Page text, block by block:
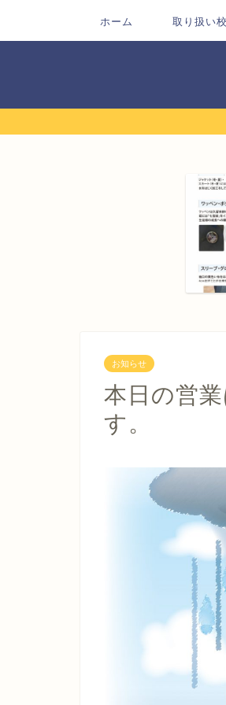
ホーム 取り扱い
お知らせ
本日の営
す。